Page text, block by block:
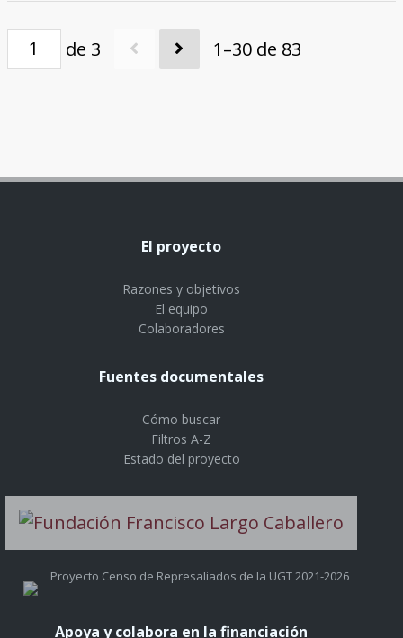
de 3 1–30 de 83
El proyecto
Razones y objetivos
El equipo
Colaboradores
Fuentes documentales
Cómo buscar
Filtros A-Z
Estado del proyecto
Proyecto Censo de Represaliados de la UGT 2021-2026
Apoya y colabora en la financiación